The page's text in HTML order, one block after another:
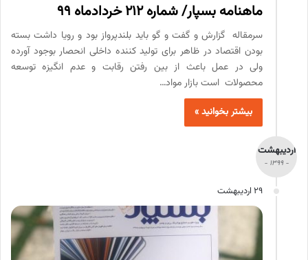
ماهنامه بسپار/ شماره 212 خردادماه 99
سرمقاله گزارش و گفت و گو باید بلندپرواز بود و رویا داشت بسته
بودن اقتصاد در ظاهر برای تولید کننده داخلی انحصار بوجود آورده
ولی در عمل باعث از بین رفتن رقابت و عدم انگیزه توسعه
محصولات است بازار مواد…
بیشتر بخوانید »
اردیبهشت
- 1399 -
29 اردیبهشت